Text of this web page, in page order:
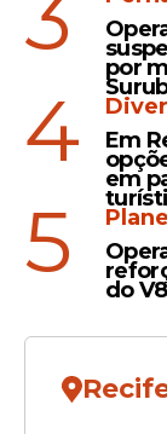
ampla.
Leia
por
4
Em
em
5 do